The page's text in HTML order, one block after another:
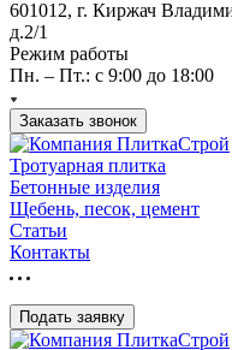
601012, г. Киржач
д.2/1
Режим работы
Пн. – Пт.: с 9:00 до 18:00
Заказать звонок
Тротуарная плитка
Бетонные изделия
Щебень, песок, цемент
Статьи
Контакты
Подать заявку